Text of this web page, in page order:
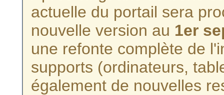
actuelle du portail sera
nouvelle version au 1er
une refonte complète de
supports (ordinateurs,
également de nouvelles